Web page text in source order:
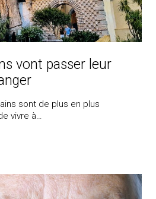
vont passer leur
sont de plus en plus
vivre à…